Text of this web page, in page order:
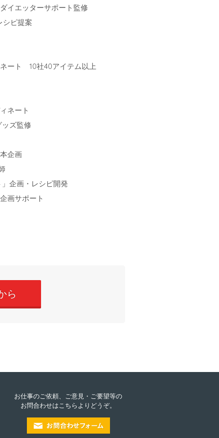
イエッターサポート監修
シピ提案
ート 10社40アイテム以上
ネート
ズ監修
企画
企画・レシピ開発
画サポート
ら
お仕事のご依頼、ご意見・ご要望等の
お問合わせはこちらよりどうぞ。